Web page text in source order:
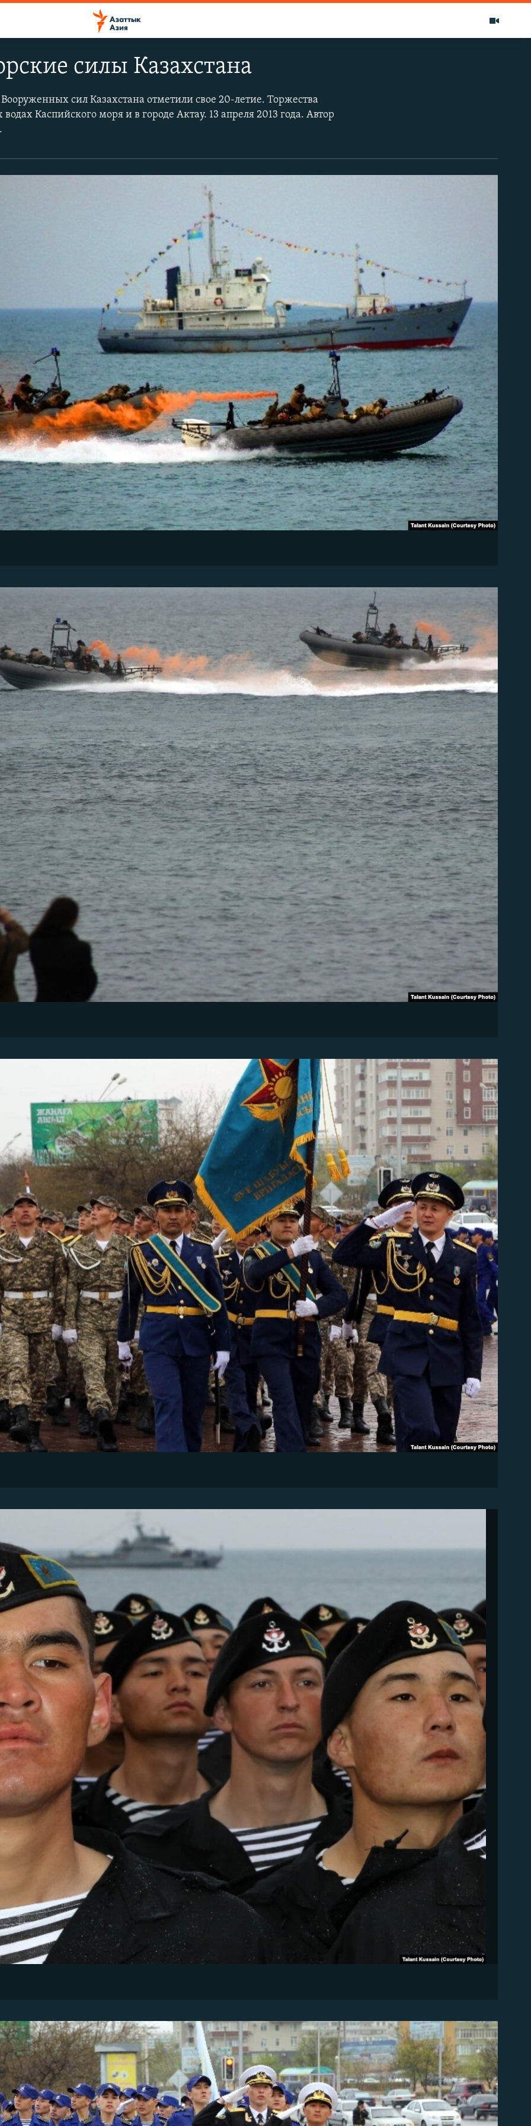
силы Казахстана
сил Казахстана отметили свое 20-летие. Торжества
Каспийского моря и в городе Актау. 13 апреля 2013 года. Автор